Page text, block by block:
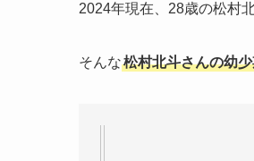
2024年現在、28歳の松村北
そんな松村北斗さんの幼